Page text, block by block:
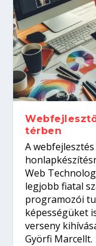
Kitalálod,
gépeket?
Nem
Tanulj
amikor
Digitális
telefon
térben
A
Web
legjobb fiatal
programozói
képességüket
verseny
Györfi Marcellt.